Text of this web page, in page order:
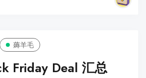
薅羊毛
Friday Deal 汇总